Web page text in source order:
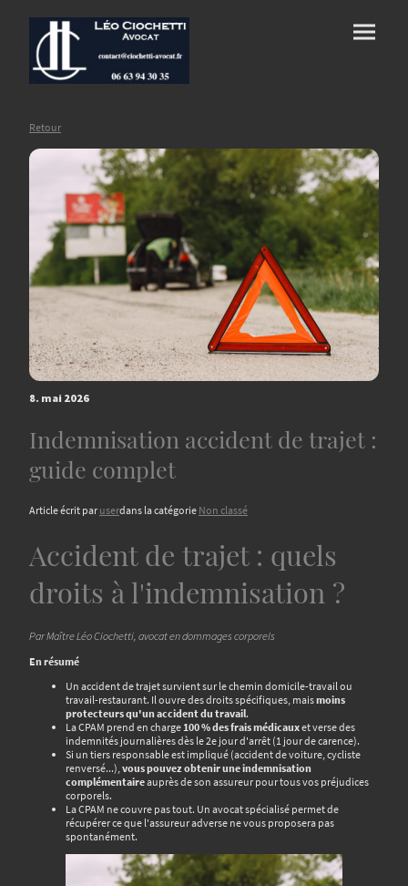
Retour
8. mai 2026
Indemnisation accident de trajet :
guide complet
Article écrit par userdans la catégorie Non classé
Accident de trajet : quels
droits à l'indemnisation ?
Par Maître Léo Ciochetti, avocat en dommages corporels
En résumé
Un accident de trajet survient sur le chemin domicile-travail ou
travail-restaurant. Il ouvre des droits spécifiques, maismoins
protecteurs qu'un accident du travail.
La CPAM prend en charge 100 % des frais médicauxet verse des
indemnités journalières dès le 2e jour d'arrêt (1 jour de carence).
Si un tiers responsable est impliqué (accident de voiture, cycliste
renversé...), vous pouvez obtenir une indemnisation
complémentaireauprès de son assureur pour tous vos préjudices
corporels.
La CPAM ne couvre pas tout. Un avocat spécialisé permet de
récupérer ce que l'assureur adverse ne vous proposera pas
spontanément.